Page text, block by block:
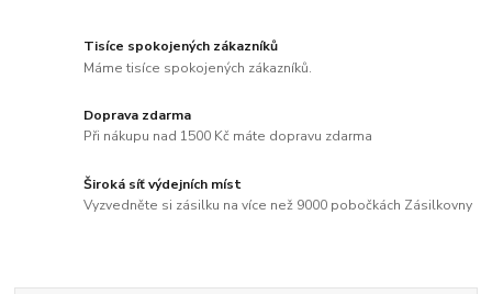
Tisíce spokojených zákazníků
Máme tisíce spokojených zákazníků.
Doprava zdarma
Při nákupu nad 1500 Kč máte dopravu zdarma
Široká síť výdejních míst
Vyzvedněte si zásilku na více než 9000 pobočkách Zásilkovny